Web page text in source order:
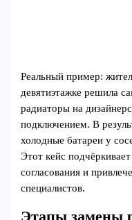
Реальный пример:
девятиэтажке решила
радиаторы на
подключением. В
холодные батареи у
Этот кейс
согласования и
специалистов.
Этапы замены